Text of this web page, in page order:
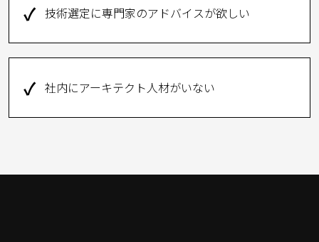
✓ 技術選定に専門家のアドバイスが欲しい
✓ 社内にアーキテクト人材がいない